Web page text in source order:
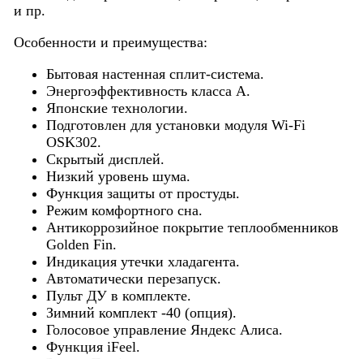
и пр.
Особенности и преимущества:
Бытовая настенная сплит-система.
Энергоэффективность класса А.
Японские технологии.
Подготовлен для установки модуля Wi-Fi
OSK302.
Скрытый дисплей.
Низкий уровень шума.
Функция защиты от простуды.
Режим комфортного сна.
Антикоррозийное покрытие теплообменников
Golden Fin.
Индикация утечки хладагента.
Автоматически перезапуск.
Пульт ДУ в комплекте.
Зимний комплект -40 (опция).
Голосовое управление Яндекс Алиса.
Функция iFeel.